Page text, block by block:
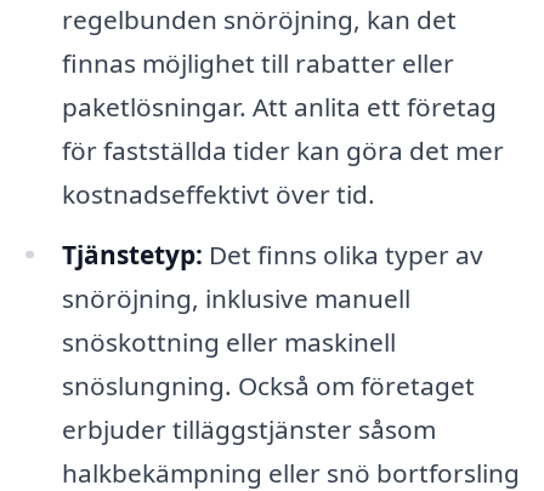
regelbunden snöröjning, kan det
finnas möjlighet till rabatter eller
paketlösningar. Att anlita ett företag
för fastställda tider kan göra det mer
kostnadseffektivt över tid.
Tjänstetyp: Det finns olika typer av
snöröjning, inklusive manuell
snöskottning eller maskinell
snöslungning. Också om företaget
erbjuder tilläggstjänster såsom
halkbekämpning eller snö bortforsling